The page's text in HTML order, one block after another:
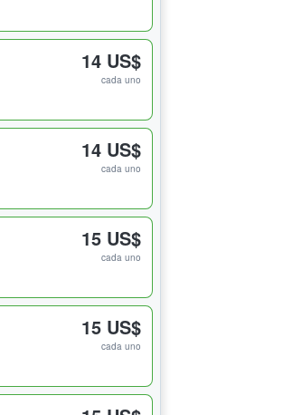
14 US$
cada uno
14 US$
cada uno
15 US$
cada uno
15 US$
cada uno